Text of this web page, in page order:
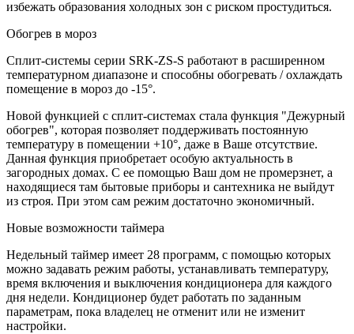
избежать образования холодных зон с риском простудиться.
Обогрев в мороз
Сплит-системы серии SRK-ZS-S работают в расширенном
температурном диапазоне и способны обогревать / охлаждать
помещение в мороз до -15°.
Новой функцией с сплит-системах стала функция "Дежурный
обогрев", которая позволяет поддерживать постоянную
температуру в помещении +10°, даже в Ваше отсутствие.
Данная функция приобретает особую актуальность в
загородных домах. С ее помощью Ваш дом не промерзнет, а
находящиеся там бытовые приборы и сантехника не выйдут
из строя. При этом сам режим достаточно экономичный.
Новые возможности таймера
Недельный таймер имеет 28 программ, с помощью которых
можно задавать режим работы, устанавливать температуру,
время включения и выключения кондиционера для каждого
дня недели. Кондиционер будет работать по заданным
параметрам, пока владелец не отменит или не изменит
настройки.